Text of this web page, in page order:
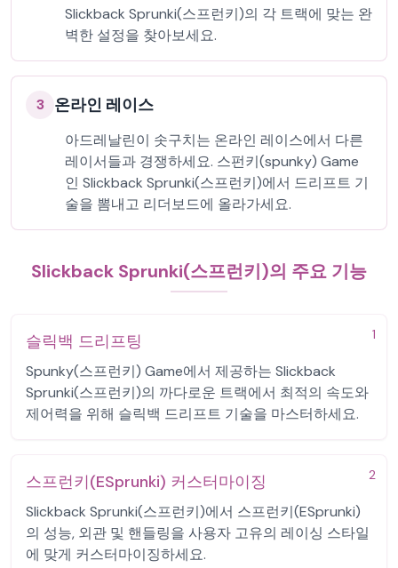
Slickback Sprunki(스프런키)의 각 트랙에 맞는 완
벽한 설정을 찾아보세요.
3 온라인 레이스
아드레날린이 솟구치는 온라인 레이스에서 다른
레이서들과 경쟁하세요. 스펀키(spunky) Game
인 Slickback Sprunki(스프런키)에서 드리프트 기
술을 뽐내고 리더보드에 올라가세요.
Slickback Sprunki(스프런키)의 주요 기능
1
슬릭백 드리프팅
Spunky(스프런키) Game에서 제공하는 Slickback
Sprunki(스프런키)의 까다로운 트랙에서 최적의 속도와
제어력을 위해 슬릭백 드리프트 기술을 마스터하세요.
2
스프런키(ESprunki) 커스터마이징
Slickback Sprunki(스프런키)에서 스프런키(ESprunki)
의 성능, 외관 및 핸들링을 사용자 고유의 레이싱 스타일
에 맞게 커스터마이징하세요.